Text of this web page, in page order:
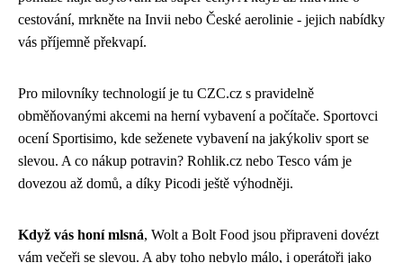
cestování, mrkněte na Invii nebo České aerolinie - jejich nabídky
vás příjemně překvapí.
Pro milovníky technologií je tu CZC.cz s pravidelně
obměňovanými akcemi na herní vybavení a počítače. Sportovci
ocení Sportisimo, kde seženete vybavení na jakýkoliv sport se
slevou. A co nákup potravin? Rohlik.cz nebo Tesco vám je
dovezou až domů, a díky Picodi ještě výhodněji.
Když vás honí mlsná, Wolt a Bolt Food jsou připraveni dovézt
vám večeři se slevou. A aby toho nebylo málo, i operátoři jako